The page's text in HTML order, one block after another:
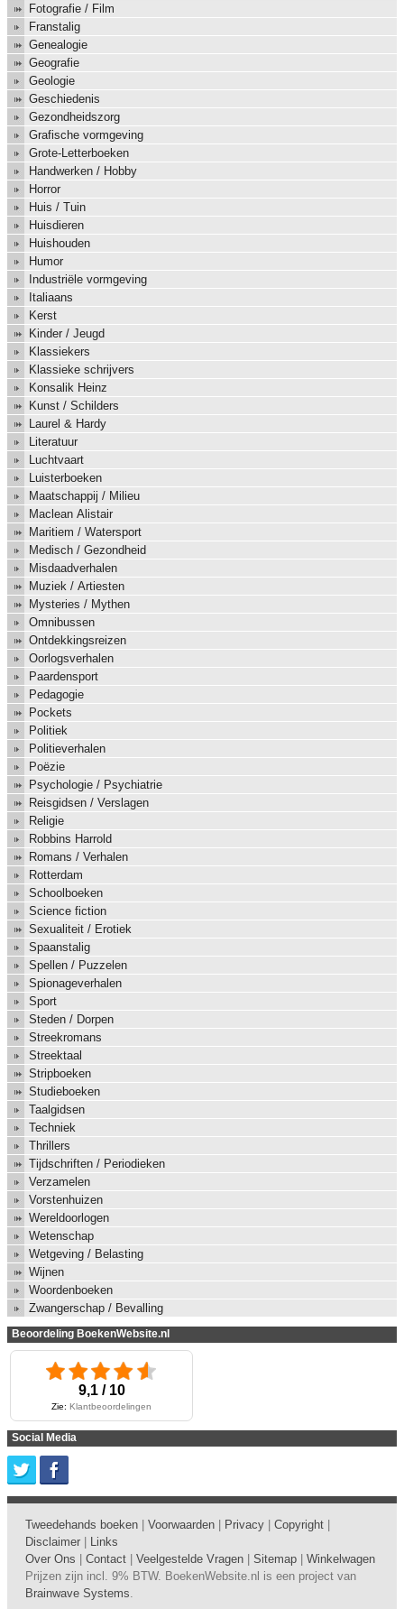
Fotografie / Film
Franstalig
Genealogie
Geografie
Geologie
Geschiedenis
Gezondheidszorg
Grafische vormgeving
Grote-Letterboeken
Handwerken / Hobby
Horror
Huis / Tuin
Huisdieren
Huishouden
Humor
Industriële vormgeving
Italiaans
Kerst
Kinder / Jeugd
Klassiekers
Klassieke schrijvers
Konsalik Heinz
Kunst / Schilders
Laurel & Hardy
Literatuur
Luchtvaart
Luisterboeken
Maatschappij / Milieu
Maclean Alistair
Maritiem / Watersport
Medisch / Gezondheid
Misdaadverhalen
Muziek / Artiesten
Mysteries / Mythen
Omnibussen
Ontdekkingsreizen
Oorlogsverhalen
Paardensport
Pedagogie
Pockets
Politiek
Politieverhalen
Poëzie
Psychologie / Psychiatrie
Reisgidsen / Verslagen
Religie
Robbins Harrold
Romans / Verhalen
Rotterdam
Schoolboeken
Science fiction
Sexualiteit / Erotiek
Spaanstalig
Spellen / Puzzelen
Spionageverhalen
Sport
Steden / Dorpen
Streekromans
Streektaal
Stripboeken
Studieboeken
Taalgidsen
Techniek
Thrillers
Tijdschriften / Periodieken
Verzamelen
Vorstenhuizen
Wereldoorlogen
Wetenschap
Wetgeving / Belasting
Wijnen
Woordenboeken
Zwangerschap / Bevalling
Beoordeling BoekenWebsite.nl
9,1 / 10
Zie: Klantbeoordelingen
Social Media
Tweedehands boeken Voorwaarden Privacy Copyright
Disclaimer
Links
Over Ons
Contact Veelgestelde Vragen Sitemap
Winkelwagen
Prijzen zijn incl. 9% BTW. BoekenWebsite.nl is een project van
Brainwave Systems.